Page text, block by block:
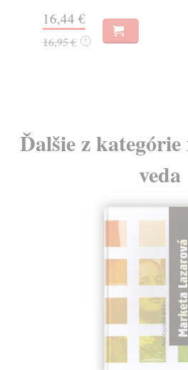
16,44 €
16,95 € ?
Ďalšie z
veda